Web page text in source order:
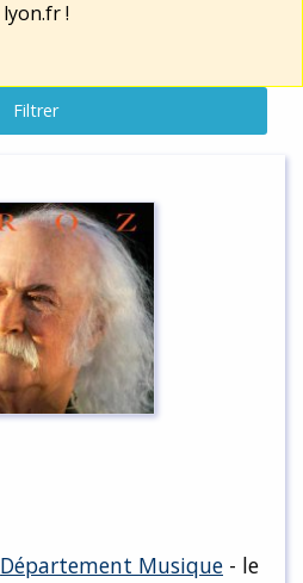
lyon.fr!
Filtrer
Département Musique - le